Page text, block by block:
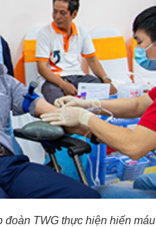
đoàn TWG thực hiện hiến máu